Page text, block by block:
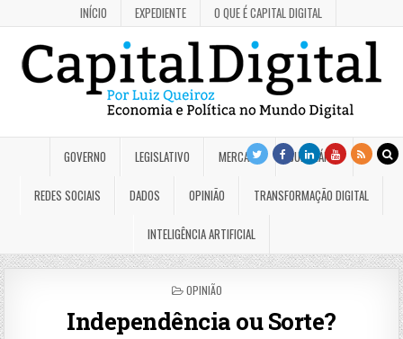
INÍCIO EXPEDIENTE O QUE É CAPITAL DIGITAL
GOVERNO LEGISLATIVO MERCADO JUDICIÁRIO
REDES SOCIAIS DADOS OPINIÃO TRANSFORMAÇÃO DIGITAL
INTELIGÊNCIA ARTIFICIAL
POSTED
OPINIÃO
Independência ou Sorte?